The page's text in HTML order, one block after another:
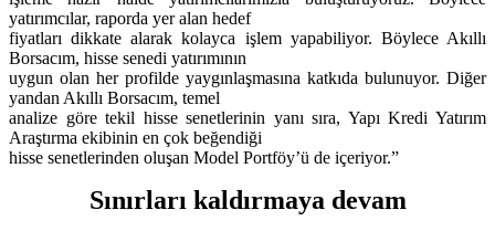
yatırımcılar, raporda yer alan hedef
fiyatları dikkate alarak kolayca işlem yapabiliyor. Böylece Akıllı
Borsacım, hisse senedi yatırımının
uygun olan her profilde yaygınlaşmasına katkıda bulunuyor. Diğer
yandan Akıllı Borsacım, temel
analize göre tekil hisse senetlerinin yanı sıra, Yapı Kredi Yatırım
Araştırma ekibinin en çok beğendiği
hisse senetlerinden oluşan Model Portföy’ü de içeriyor.”
Sınırları kaldırmaya devam